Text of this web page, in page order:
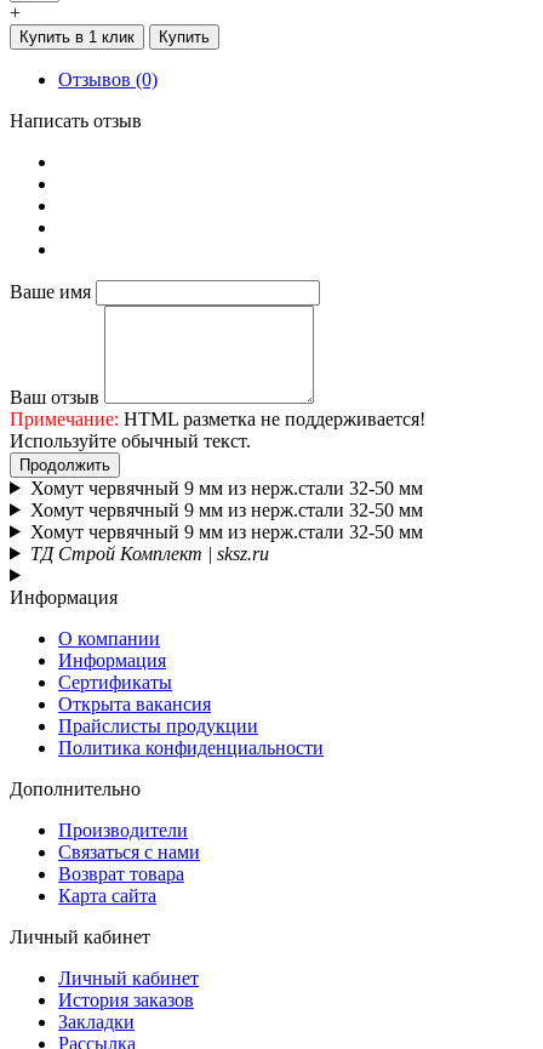
+
Купить в 1 клик Купить
Отзывов (0)
Написать отзыв
Ваше имя
Ваш отзыв
Примечание: HTML разметка не поддерживается!
Используйте обычный текст.
Продолжить
Хомут червячный 9 мм из нерж.стали 32-50 мм
Хомут червячный 9 мм из нерж.стали 32-50 мм
Хомут червячный 9 мм из нерж.стали 32-50 мм
ТД Строй Комплект | sksz.ru
Информация
О компании
Информация
Сертификаты
Открыта вакансия
Прайслисты продукции
Политика конфиденциальности
Дополнительно
Производители
Связаться с нами
Возврат товара
Карта сайта
Личный кабинет
Личный кабинет
История заказов
Закладки
Рассылка